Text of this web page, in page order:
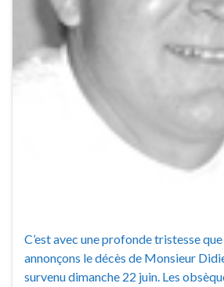
C’est avec une profonde tristesse
annonçons le décès de Monsieur
survenu dimanche 22 juin. Les